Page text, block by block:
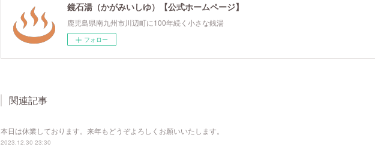
鏡石湯（かがみいしゆ）【公式ホームページ】
鹿児島県南九州市川辺町に100年続く小さな銭湯
フォロー
関連記事
本日は休業しております。来年もどうぞよろしくお願いいたします。
2023.12.30 23:30